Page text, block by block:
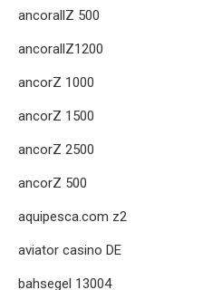
ancorallZ 500
ancorallZ1200
ancorZ 1000
ancorZ 1500
ancorZ 2500
ancorZ 500
aquipesca.com z2
aviator casino DE
bahsegel 13004